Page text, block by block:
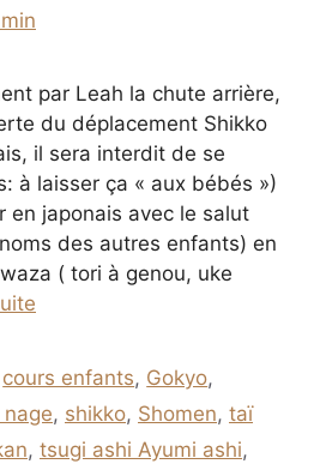
par Leah la chute arrière,
du déplacement Shikko
il sera interdit de se
à laisser ça « aux bébés »)
en japonais avec le salut
des autres enfants) en
( tori à genou, uke
cours enfants, Gokyo,
nage, shikko, Shomen, taï
, tsugi ashi Ayumi ashi,